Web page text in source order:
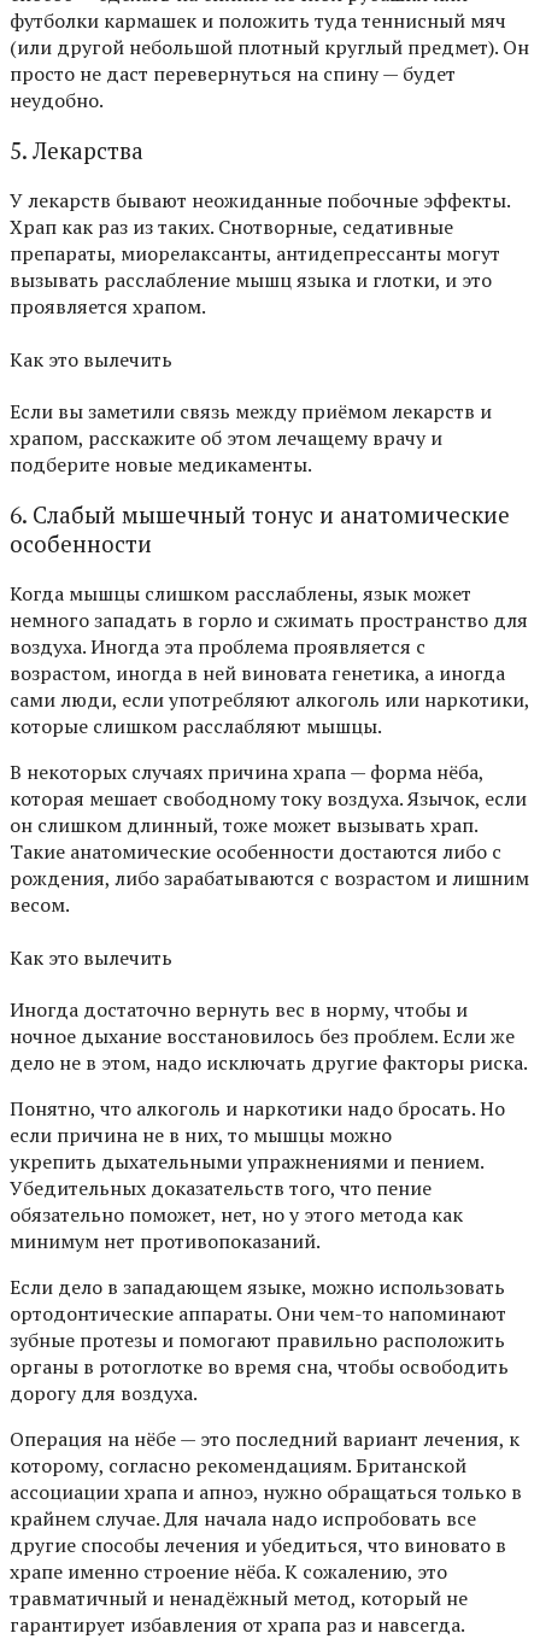
футболки кармашек и положить туда теннисный мяч
(или другой небольшой плотный круглый предмет). Он
просто не даст перевернуться на спину — будет
неудобно.
5. Лекарства
У лекарств бывают неожиданные побочные эффекты.
Храп как раз из таких. Снотворные, седативные
препараты, миорелаксанты, антидепрессанты могут
вызывать расслабление мышц языка и глотки, и это
проявляется храпом.
Как это вылечить
Если вы заметили связь между приёмом лекарств и
храпом, расскажите об этом лечащему врачу и
подберите новые медикаменты.
6. Слабый мышечный тонус и анатомические
особенности
Когда мышцы слишком расслаблены, язык может
немного западать в горло и сжимать пространство для
воздуха. Иногда эта проблема проявляется с
возрастом, иногда в ней виновата генетика, а иногда
сами люди, если употребляют алкоголь или наркотики,
которые слишком расслабляют мышцы.
В некоторых случаях причина храпа — форма нёба,
которая мешает свободному току воздуха. Язычок, если
он слишком длинный, тоже может вызывать храп.
Такие анатомические особенности достаются либо с
рождения, либо зарабатываются с возрастом и лишним
весом.
Как это вылечить
Иногда достаточно вернуть вес в норму, чтобы и
ночное дыхание восстановилось без проблем. Если же
дело не в этом, надо исключать другие факторы риска.
Понятно, что алкоголь и наркотики надо бросать. Но
если причина не в них, то мышцы можно
укрепить дыхательными упражнениями и пением.
Убедительных доказательств того, что пение
обязательно поможет, нет, но у этого метода как
минимум нет противопоказаний.
Если дело в западающем языке, можно использовать
ортодонтические аппараты. Они чем-то напоминают
зубные протезы и помогают правильно расположить
органы в ротоглотке во время сна, чтобы освободить
дорогу для воздуха.
Операция на нёбе — это последний вариант лечения, к
которому, согласно рекомендациям.Британской
ассоциации храпа и апноэ, нужно обращаться только в
крайнем случае. Для начала надо испробовать все
другие способы лечения и убедиться, что виновато в
храпе именно строение нёба. К сожалению, это
травматичный и ненадёжный метод, который не
гарантирует избавления от храпа раз и навсегда.